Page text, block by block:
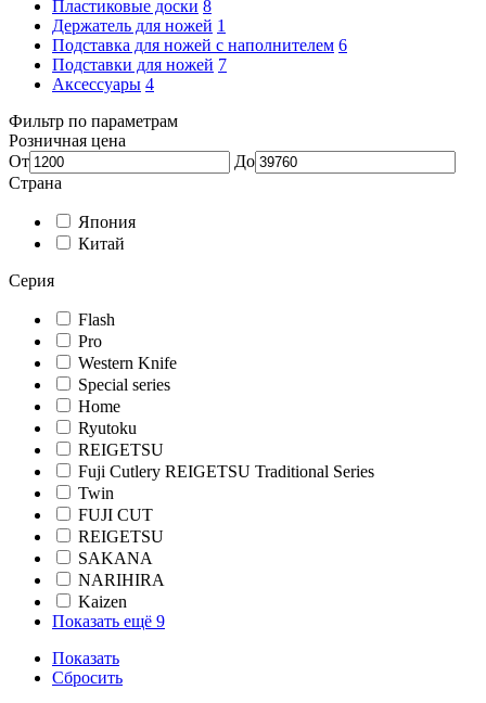
Пластиковые доски 8
Держатель для ножей 1
Подставка для ножей с наполнителем 6
Подставки для ножей 7
Аксессуары 4
Фильтр по параметрам
Розничная цена
От
До
Страна
Япония
Китай
Серия
Flash
Pro
Western Knife
Special series
Home
Ryutoku
REIGETSU
Fuji Cutlery REIGETSU Traditional Series
Twin
FUJI CUT
REIGETSU
SAKANA
NARIHIRA
Kaizen
Показать ещё 9
Показать
Сбросить